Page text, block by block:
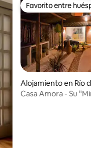
Favorito entre
Favorito entre
Alojamiento en Río
o
Casa Amora - Su